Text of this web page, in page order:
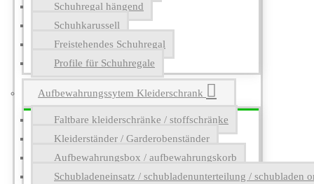
Schuhregal hängend
Schuhkarussell
Freistehendes Schuhregal
Profile für Schuhregale
Aufbewahrungssytem Kleiderschrank
Faltbare kleiderschränke / stoffschränke
Kleiderständer / Garderobenständer
Aufbewahrungsbox / aufbewahrungskorb
Schubladeneinsatz / schubladenunterteilung / schubladen